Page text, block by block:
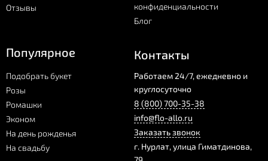
Отзывы
конфиденциальности
Блог
Популярное
Подобрать букет
Розы
Ромашки
Эконом
На день рожденья
На свадьбу
Контакты
Работаем 24/7, ежедневно и
круглосуточно
8 (800) 700-35-38
info@flo-allo.ru
Заказать звонок
г. Нурлат,улица Гиматдинова,